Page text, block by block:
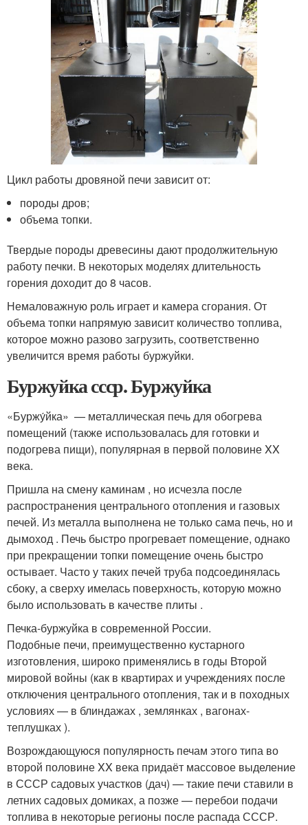
Цикл работы дровяной печи зависит от:
породы дров;
объема топки.
Твердые породы древесины дают продолжительную
работу печки. В некоторых моделях длительность
горения доходит до 8 часов.
Немаловажную роль играет и камера сгорания. От
объема топки напрямую зависит количество топлива,
которое можно разово загрузить, соответственно
увеличится время работы буржуйки.
Буржуйка ссср. Буржуйка
«Буржу́йка» — металлическая печь для обогрева
помещений (также использовалась для готовки и
подогрева пищи), популярная в первой половине XX
века.
Пришла на смену каминам , но исчезла после
распространения центрального отопления и газовых
печей. Из металла выполнена не только сама печь, но и
дымоход . Печь быстро прогревает помещение, однако
при прекращении топки помещение очень быстро
остывает. Часто у таких печей труба подсоединялась
сбоку, а сверху имелась поверхность, которую можно
было использовать в качестве плиты .
Печка-буржуйка в современной России.
Подобные печи, преимущественно кустарного
изготовления, широко применялись в годы Второй
мировой войны (как в квартирах и учреждениях после
отключения центрального отопления, так и в походных
условиях — в блиндажах , землянках , вагонах-
теплушках ).
Возрождающуюся популярность печам этого типа во
второй половине XX века придаёт массовое выделение
в СССР садовых участков (дач) — такие печи ставили в
летних садовых домиках, а позже — перебои подачи
топлива в некоторые регионы после распада СССР.